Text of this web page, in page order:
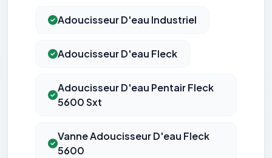
Adoucisseur D'eau Industriel
Adoucisseur D'eau Fleck
Adoucisseur D'eau Pentair Fleck
5600 Sxt
Vanne Adoucisseur D'eau Fleck
5600